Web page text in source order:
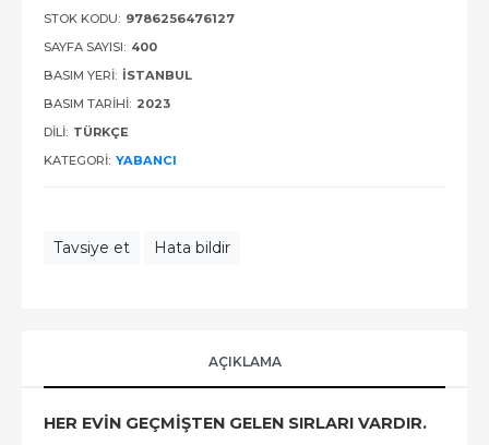
STOK KODU: 9786256476127
SAYFA SAYISI: 400
BASIM YERI: İSTANBUL
BASIM TARIHI: 2023
DILI: TÜRKÇE
KATEGORI: YABANCI
Tavsiye et Hata bildir
AÇIKLAMA
HER EVİN GEÇMİŞTEN GELEN SIRLARI VARDIR.